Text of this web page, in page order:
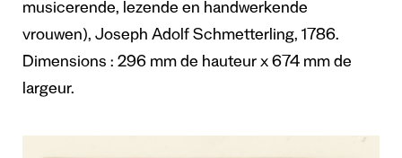
musicerende, lezende en handwerkende
vrouwen), Joseph Adolf Schmetterling, 1786.
Dimensions : 296 mm de hauteur x 674 mm de
largeur.